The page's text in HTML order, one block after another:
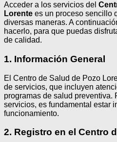
Acceder a los servicios del
Lorente es un proceso sencillo
diversas maneras. A
hacerlo, para que puedas
de calidad.
1. Información General
El Centro de Salud de Pozo
de servicios, que incluyen
programas de salud preventiva.
servicios, es fundamental estar
funcionamiento.
2. Registro en el Centro